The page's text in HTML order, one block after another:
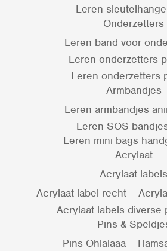
Leren
Onderzetters
Leren band voor
Leren onderzetters
Leren onderzetters
Armbandjes
Leren armbandjes
Leren SOS
Leren mini bags
Acrylaat
Acrylaat labels
Acrylaat label recht
Acrylaat labels diverse
Pins &
Pins Ohlalaaa